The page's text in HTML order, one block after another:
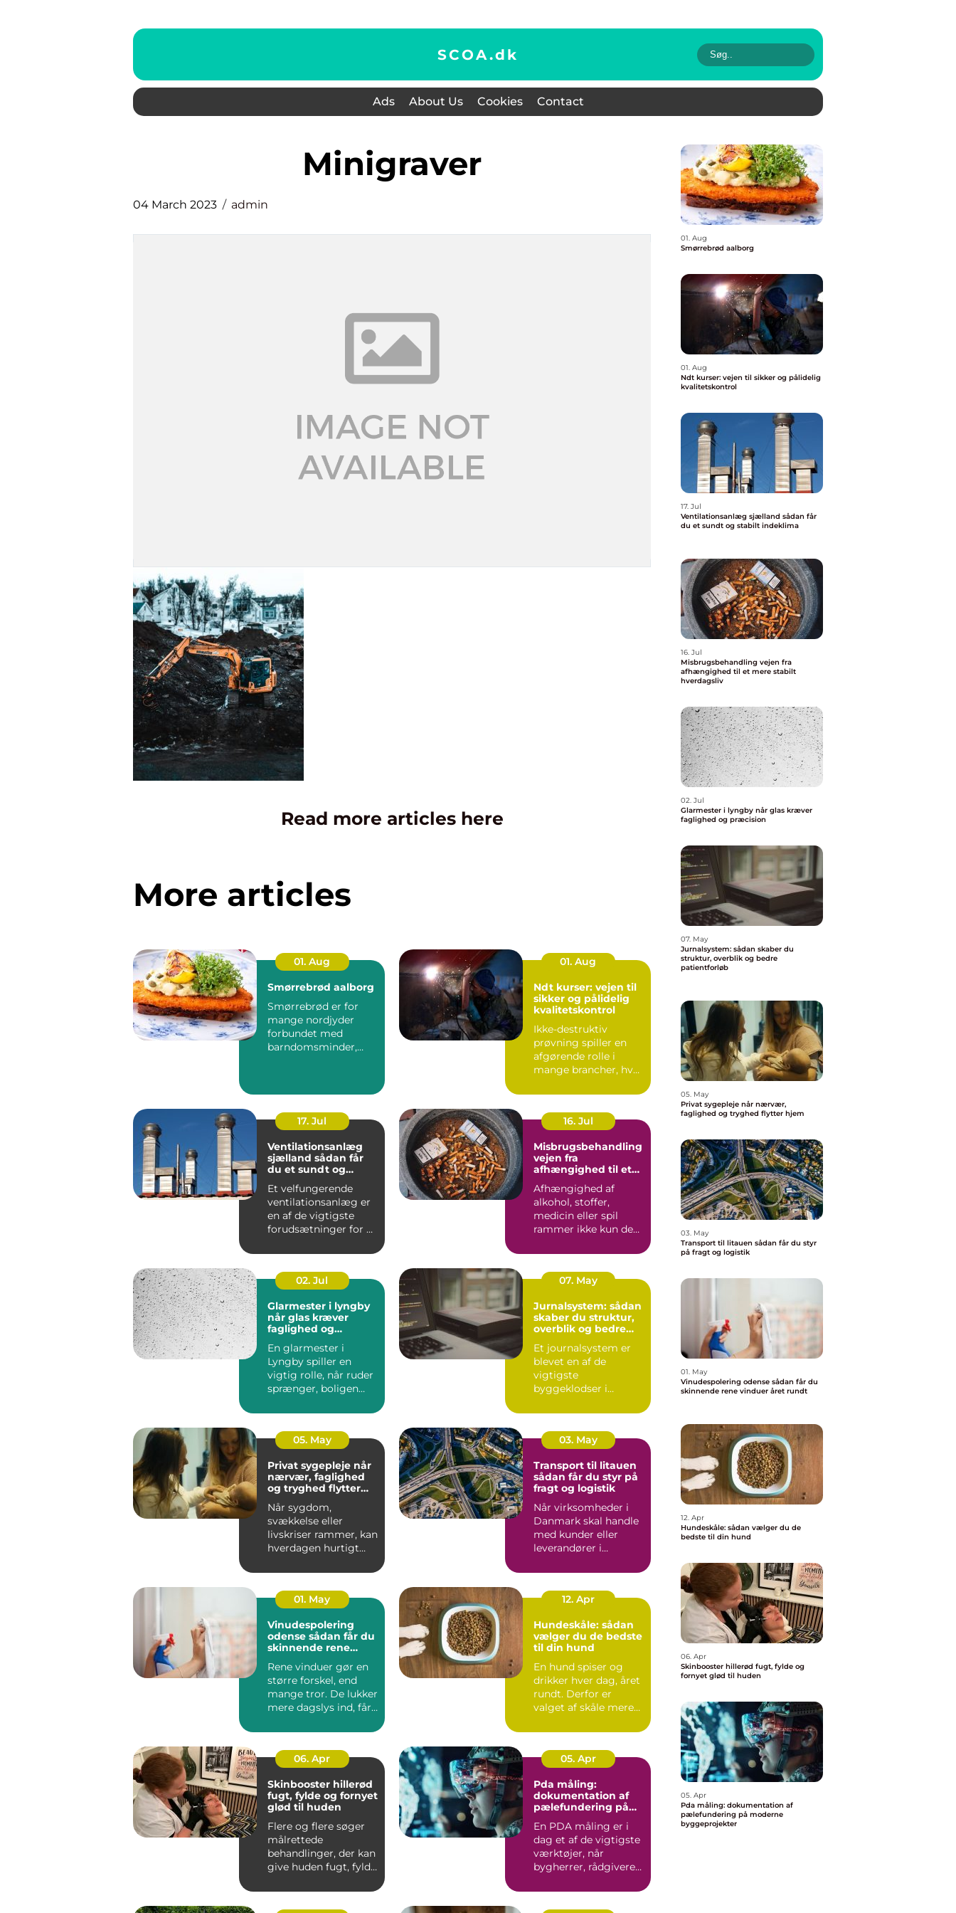
SCOA.dk
Ads About Us Cookies Contact
minigraver
04 March 2023 admin
Read more articles here
More articles
01. Aug
Smørrebrød aalborg
Smørrebrød er for
mange nordjyder
forbundet med
barndomsminder,
01. Aug
Ndt kurser: vejen til
sikker og pålidelig
kvalitetskontrol
Ikke-destruktiv
prøvning spiller en
afgørende rolle i
mange brancher, hvor
d...
17. Jul
Ventilationsanlæg
sjælland sådan får
du et sundt og
Et velfungerende
ventilationsanlæg er
en af de vigtigste
forudsætninger for et
16. Jul
Misbrugsbehandling
vejen fra
afhængighed til et
hverdagsliv
Afhængighed af
alkohol, stoffer,
medicin eller spil
rammer ikke kun den
arbe...
02. Jul
Glarmester i lyngby
når glas kræver
faglighed og
En glarmester i
Lyngby spiller en
vigtig rolle, når ruder
sprænger, boligen
el...
07. May
Jurnalsystem: sådan
skaber du struktur,
overblik og bedre
Et journalsystem er
blevet en af de
vigtigste
byggeklodser i
sundhedsvæsen. Når
læger, klini...
05. May
Privat sygepleje når
nærvær, faglighed
og tryghed flytter
Når sygdom,
svækkelse eller
livskriser rammer, kan
hverdagen hurtigt
Mange oplev...
03. May
Transport til litauen
sådan får du styr på
fragt og logistik
Når virksomheder i
Danmark skal handle
med kunder eller
leverandører i
transport t...
01. May
Vinudespolering
odense sådan får du
skinnende rene
Rene vinduer gør en
større forskel, end
mange tror. De lukker
mere dagslys ind, får
12. Apr
Hundeskåle: sådan
vælger du de bedste
til din hund
En hund spiser og
drikker hver dag, året
rundt. Derfor er
valget af skåle mere
06. Apr
Skinbooster hillerød
fugt, fylde og fornyet
glød til huden
Flere og flere søger
målrettede
behandlinger, der kan
give huden fugt, fylde
ændre a...
05. Apr
Pda måling:
dokumentation af
pælefundering på
byggeprojekter
En PDA måling er i
dag et af de vigtigste
værktøjer, når
bygherrer, rådgivere
s...
01. Aug
Smørrebrød aalborg
01. Aug
Ndt kurser: vejen til sikker og pålidelig
kvalitetskontrol
17. Jul
Ventilationsanlæg sjælland sådan får
du et sundt og stabilt indeklima
16. Jul
Misbrugsbehandling vejen fra
afhængighed til et mere stabilt
hverdagsliv
02. Jul
Glarmester i lyngby når glas kræver
faglighed og præcision
07. May
Jurnalsystem: sådan skaber du
struktur, overblik og bedre
patientforløb
05. May
Privat sygepleje når nærvær,
faglighed og tryghed flytter hjem
03. May
Transport til litauen sådan får du styr
på fragt og logistik
01. May
Vinudespolering odense sådan får du
skinnende rene vinduer året rundt
12. Apr
Hundeskåle: sådan vælger du de
bedste til din hund
06. Apr
Skinbooster hillerød fugt, fylde og
fornyet glød til huden
05. Apr
Pda måling: dokumentation af
pælefundering på moderne
byggeprojekter